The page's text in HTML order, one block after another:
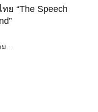
ย “The Speech
…